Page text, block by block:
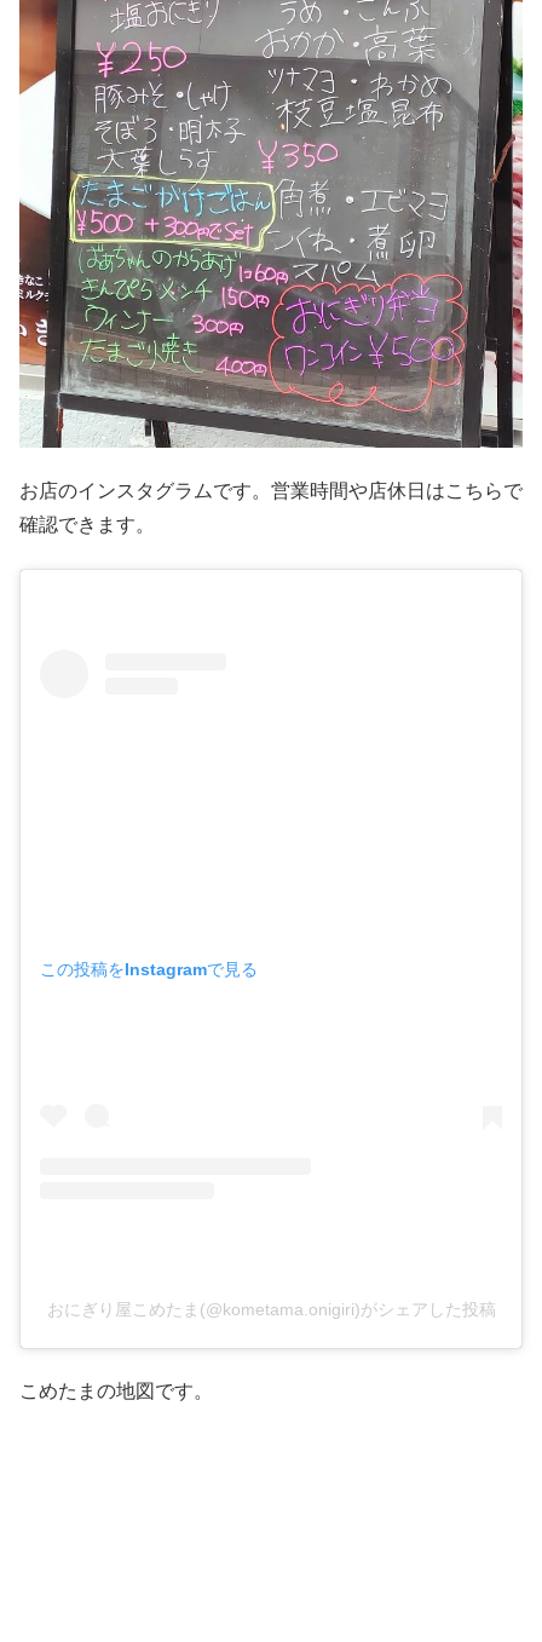
お店のインスタグラムです。営業時間や店休日はこちらで
確認できます。
この投稿をInstagramで見る
おにぎり屋こめたま(@kometama.onigiri)がシェアした投稿
こめたまの地図です。